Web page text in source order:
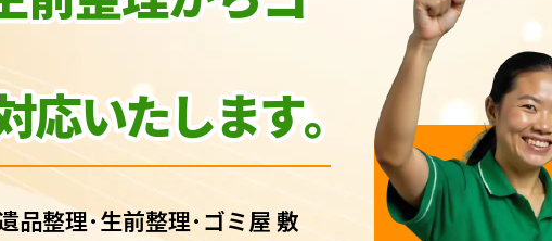
応いたします｡
品整理･生前整理･ゴミ屋 敷